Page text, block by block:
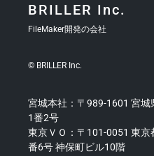
BRILLER Inc.
FileMaker開発の会社
© BRILLER Inc.
宮城本社：〒989-1601 宮
1番2号
東京ＶＯ：〒101-0051 東
番6号 神保町ビル10階